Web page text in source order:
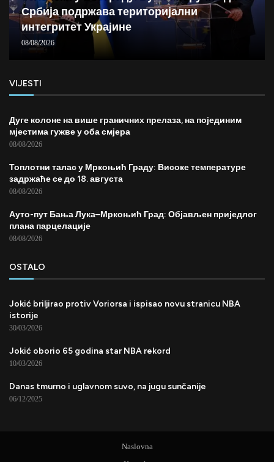
Србија подржава територијални
интегритет Украјине
08/08/2026
VIJESTI
Дуге колоне на више граничних прелаза, на појединим
мјестима гужве у оба смјера
08/08/2026
Топлотни талас у Мркоњић Граду: Високе температуре
задржаће се до 18. августа
08/08/2026
Ауто-пут Бања Лука–Мркоњић Град: Објављен приједлог
плана парцелације
08/08/2026
OSTALO
Jokić briljirao protiv Voriorsa i ispisao novu stranicu NBA
istorije
30/03/2026
Jokić oborio 65 godina star NBA rekord
10/03/2026
Danas tmurno i uglavnom suvo, na jugu sunčanije
06/12/2025
Naslovna